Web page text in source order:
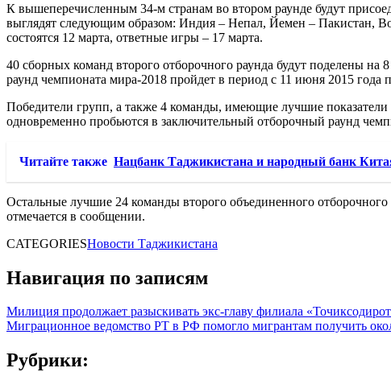
К вышеперечисленным 34-м странам во втором раунде будут
выглядят следующим образом: Индия – Непал, Йемен –
состоятся 12 марта, ответные игры – 17 марта.
40 сборных команд второго отборочного раунда будут поделены
раунд чемпионата мира-2018 пройдет в период с 11 июня 2015 года
Победители групп, а также 4 команды, имеющие лучшие показатели
одновременно пробьются в заключительный отборочный раунд
Читайте также Нацбанк Таджикистана и народный банк
Остальные лучшие 24 команды второго объединенного
отмечается в сообщении.
CATEGORIESНовости Таджикистана
Навигация по записям
Милиция продолжает разыскивать экс-главу филиала
Миграционное ведомство РТ в РФ помогло мигрантам получить
Рубрики: